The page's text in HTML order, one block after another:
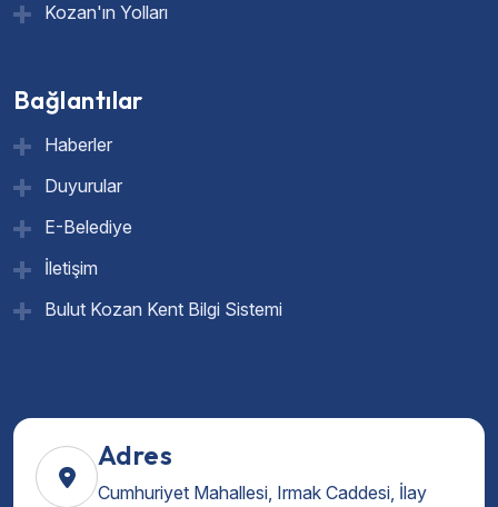
Kozan'ın Yolları
Bağlantılar
Haberler
Duyurular
E-Belediye
İletişim
Bulut Kozan Kent Bilgi Sistemi
Adres
Cumhuriyet Mahallesi, Irmak Caddesi, İlay